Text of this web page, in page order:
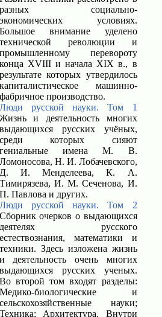
разных социально-
экономических условиях.
Большое внимание уделено
технической революции и
промышленному перевороту
конца XVIII и начала XIX в., в
результате которых утвердилось
капиталистическое машинно-
фабричное производство.
Люди русской науки. Том 1
Жизнь и деятельность многих
выдающихся русских учёных,
среди которых сияют
гениальные имена М. В.
Ломоносова, Н. И. Лобачевского,
Д. И. Менделеева, К. А.
Тимирязева, И. М. Сеченова, И.
П. Павлова и других.
Люди русской науки. Том 2
Сборник очерков о выдающихся
деятелях русского
естествознания, математики и
техники. Здесь изложена жизнь
и деятельность очень многих
выдающихся русских ученых.
Во второй том входят разделы:
Медико-биологические и
сельскохозяйственные науки;
Техника; Архитектура. Внутри